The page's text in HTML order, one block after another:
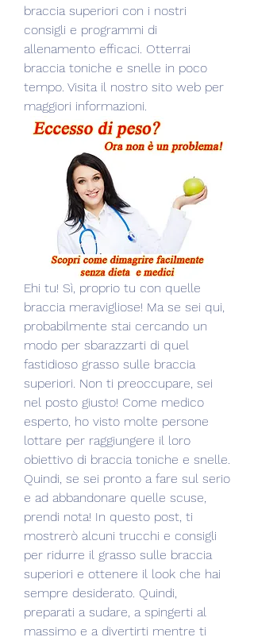
braccia superiori con i nostri
consigli e programmi di
allenamento efficaci. Otterrai
braccia toniche e snelle in poco
tempo. Visita il nostro sito web per
maggiori informazioni.
Ehi tu! Sì, proprio tu con quelle
braccia meravigliose! Ma se sei qui,
probabilmente stai cercando un
modo per sbarazzarti di quel
fastidioso grasso sulle braccia
superiori. Non ti preoccupare, sei
nel posto giusto! Come medico
esperto, ho visto molte persone
lottare per raggiungere il loro
obiettivo di braccia toniche e snelle.
Quindi, se sei pronto a fare sul serio
e ad abbandonare quelle scuse,
prendi nota! In questo post, ti
mostrerò alcuni trucchi e consigli
per ridurre il grasso sulle braccia
superiori e ottenere il look che hai
sempre desiderato. Quindi,
preparati a sudare, a spingerti al
massimo e a divertirti mentre ti